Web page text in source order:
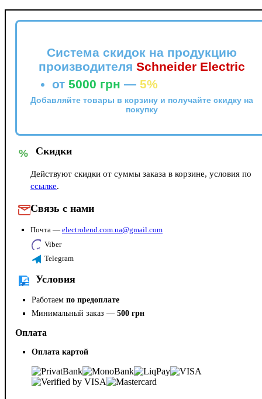
Система скидок на продукцию
производителя Schneider Electric
от 5000 грн — 5%
Добавляйте товары в корзину и получайте скидку на
покупку
% Скидки
Действуют скидки от суммы заказа в корзине, условия по
ссылке.
Связь с нами
Почта — electrolend.com.ua@gmail.com
Viber
Telegram
Условия
Работаем по предоплате
Минимальный заказ — 500 грн
Оплата
Оплата картой